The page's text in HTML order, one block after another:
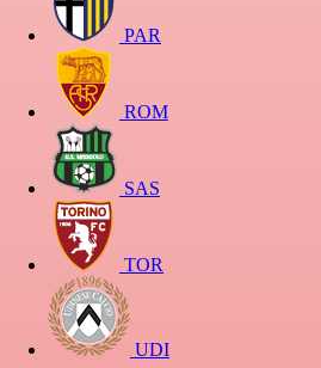
PAR
ROM
SAS
TOR
UDI